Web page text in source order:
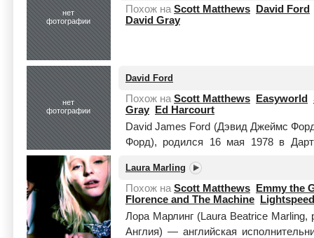
нет
фотографии
Похож на Scott Matthews
David Ford
David Gray
нет
фотографии
David Ford
Похож на Scott Matthews Easyworld
Gray
Ed Harcourt
David James Ford (Дэвид Джеймс
Форд), родился 16 мая 1978 в
Суссекс...Читать целиком
Laura Marling
Похож на Scott Matthews
Emmy the
Florence and The Machine
Лора Марлинг (Laura Beatrice
Англия) — английская